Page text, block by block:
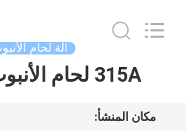
منتجات
Technologies
Co.,Ltd..
آلة لحام
315A لحام الأنبوب التلقائي
مكان المنشأ: